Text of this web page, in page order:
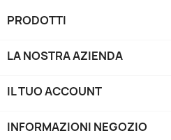
PRODOTTI
LA NOSTRA AZIENDA
IL TUO ACCOUNT
INFORMAZIONI NEGOZIO